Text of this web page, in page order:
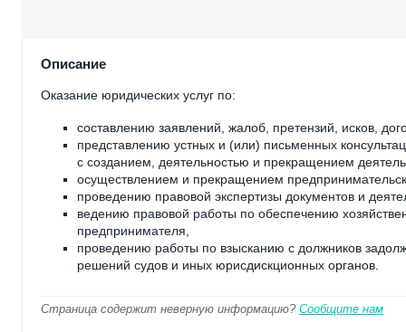
Описание
Оказание юридических услуг по:
составлению заявлений, жалоб, претензий, исков,
представлению устных и (или) письменных
с созданием, деятельностью и прекращением
осуществлением и прекращением
проведению правовой экспертизы документов и
ведению правовой работы по обеспечению
предпринимателя,
проведению работы по взысканию с должников
решений судов и иных юрисдискционных органов.
Страница содержит неверную информацию? Сообщите нам